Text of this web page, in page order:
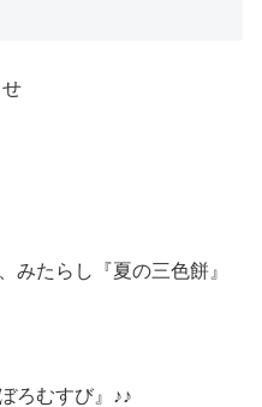
みたらし『夏の三色餅』
ろむすび』♪♪